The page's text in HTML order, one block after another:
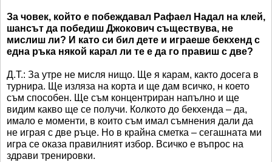
За човек, който е побеждавал Рафаел Надал на клей,
шансът да победиш Джокович съществува, не
мислиш ли? И като си бил дете и играеше бекхенд с
една ръка някой карал ли те е да го правиш с две?
Д.Т.: За утре не мисля нищо. Ще я карам, както досега в
турнира. Ще изляза на корта и ще дам всичко, н което
съм способен. Ще съм концентриран напълно и ще
видим какво ще се получи. Колкото до бекхенда – да,
имало е моменти, в които съм имал съмнения дали да
не играя с две ръце. Но в крайна сметка – сегашната ми
игра се оказа правилният избор. Всичко е въпрос на
здрави тренировки.